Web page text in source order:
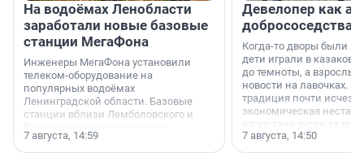
На водоёмах Ленобласти
заработали новые базовые
станции МегаФона
Инженеры МегаФона установили
телеком-оборудование на
популярных водоёмах
Ленинградской области. Базовые
станции вблизи Лемболовского и
недалеко от Большого Тосненского
водопада.
7 августа, 14:59
Девелопер как
добрососедства
Когда-то дворы были
дети играли в казаков-
до темноты, а
новости на лавочках. В
традиция почти
экономическая
отсутствие ухода за
сделали своё дело.
7 августа, 14:50